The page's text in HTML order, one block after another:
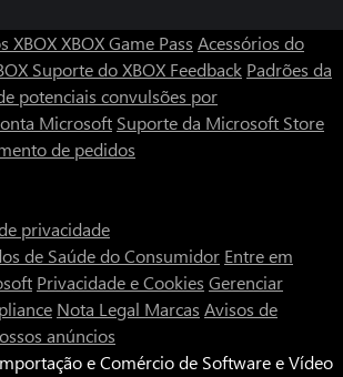
XBOXXBOX Game Pass Acessórios do
Suporte do XBOX Feedback Padrões da
potenciais convulsões por
Microsoft Suporte da Microsoft Store
de pedidos
privacidade
de Saúde do Consumidor Entre em
Privacidade e Cookies Gerenciar
Nota Legal Marcas Avisos de
anúncios
e Comércio de Software e Vídeo